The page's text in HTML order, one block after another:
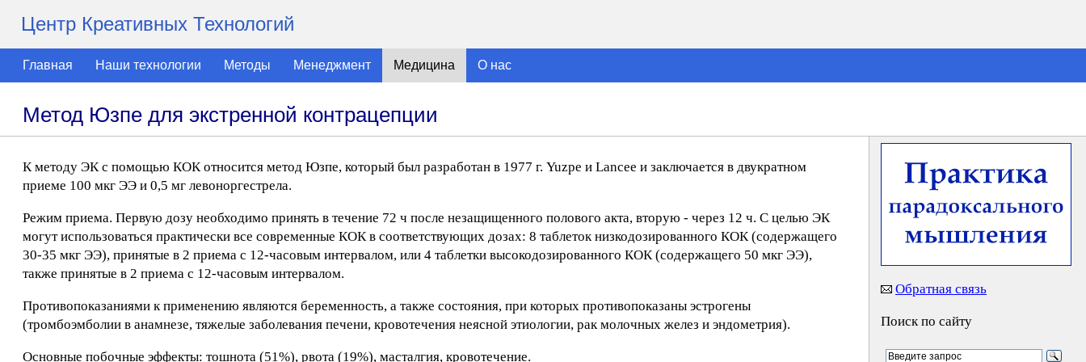
Центр Креативных Технологий
Главная Наши технологии Методы Менеджмент Медицина О нас
Метод Юзпе для экстренной контрацепции
К методу ЭК с помощью КОК относится метод Юзпе, который был разработан в 1977 г. Yuzpe и Lancee и заключается в двукратном
приеме 100 мкг ЭЭ и 0,5 мг левоноргестрела.
Режим приема. Первую дозу необходимо принять в течение 72 ч после незащищенного полового акта, вторую - через 12 ч. С целью ЭК
могут использоваться практически все современные КОК в соответствующих дозах: 8 таблеток низкодозированного КОК (содержащего
30-35 мкг ЭЭ), принятые в 2 приема с 12-часовым интервалом, или 4 таблетки высокодозированного КОК (содержащего 50 мкг ЭЭ),
также принятые в 2 приема с 12-часовым интервалом.
Противопоказаниями к применению являются беременность, а также состояния, при которых противопоказаны эстрогены
(тромбоэмболии в анамнезе, тяжелые заболевания печени, кровотечения неясной этиологии, рак молочных желез и эндометрия).
Основные побочные эффекты: тошнота (51%), рвота (19%), масталгия, кровотечение.
Обратная связь
Поиск по сайту